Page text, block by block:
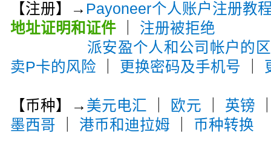
【注册】→ Payoneer个人账户注册教
地址证明和证件
注册被拒绝
派安盈个人和公司帐户的
卖P卡的风险
更换密码及手机号
【币种】→ 美元电汇 欧元 英镑
墨西哥
港币和迪拉姆 币种转换